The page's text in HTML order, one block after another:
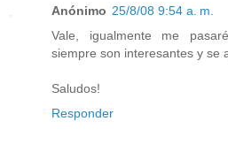
Anónimo 25/8/08 9:54 a. m.
Vale, igualmente me
siempre son interesantes y se
Saludos!
Responder